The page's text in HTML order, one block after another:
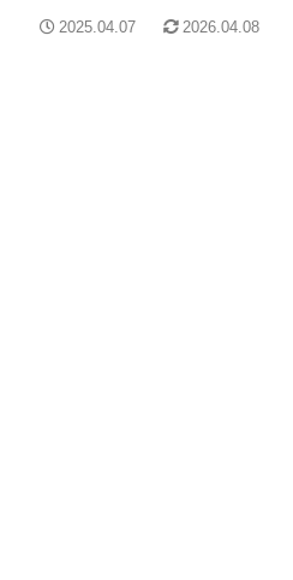
2025.04.07 2026.04.08